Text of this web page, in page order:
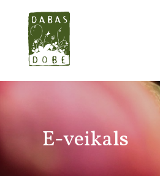
E-veikals